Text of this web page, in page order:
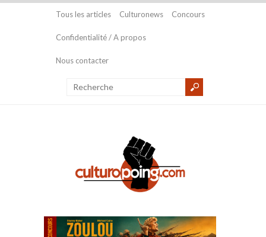
Tous les articles Culturonews Concours
Confidentialité / A propos
Nous contacter